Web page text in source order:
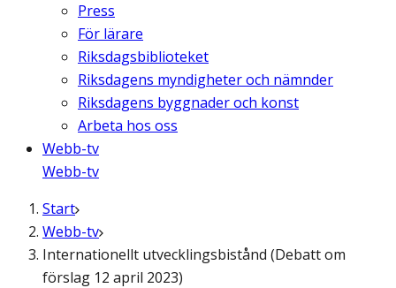
Press
För lärare
Riksdagsbiblioteket
Riksdagens myndigheter och nämnder
Riksdagens byggnader och konst
Arbeta hos oss
Webb-tv
Webb-tv
Start
Webb-tv
Internationellt utvecklingsbistånd (Debatt om
förslag 12 april 2023)